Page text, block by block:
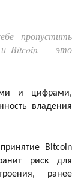
пропустить
и Bitcoin — это
и цифрами,
владения
Bitcoin
риск для
ранее